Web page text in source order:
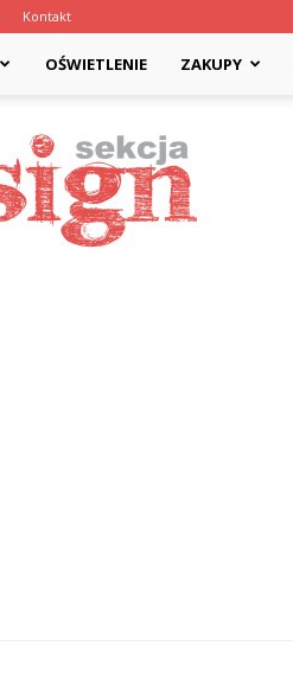
Kontakt
OŚWIETLENIE ZAKUPY